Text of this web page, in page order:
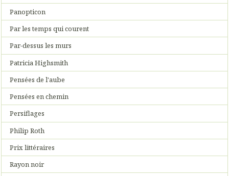
Panopticon
Par les temps qui courent
Par-dessus les murs
Patricia Highsmith
Pensées de l'aube
Pensées en chemin
Persiflages
Philip Roth
Prix littéraires
Rayon noir